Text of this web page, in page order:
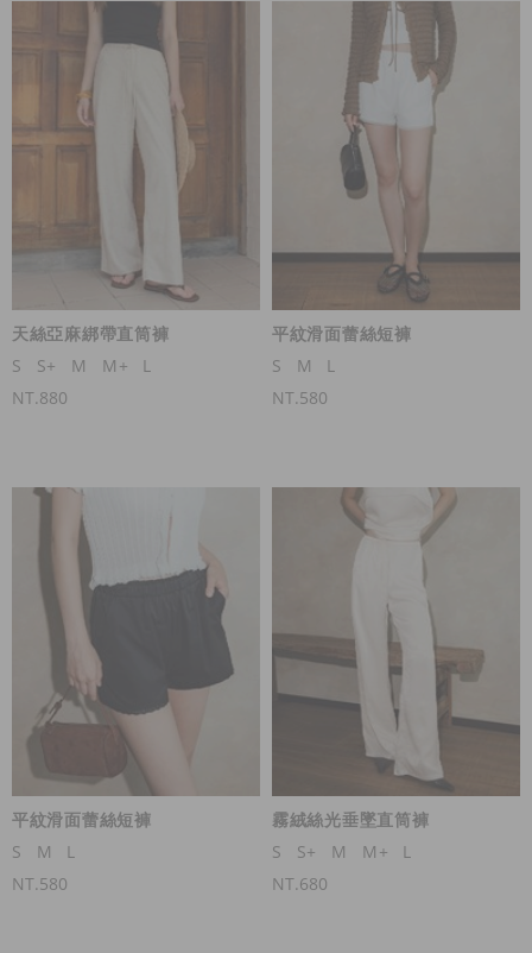
天絲亞麻綁帶直筒褲
S
S+ M M+
L
NT.880
平紋滑面蕾絲短褲
S
M
L
NT.580
平紋滑面蕾絲短褲
S
M
L
NT.580
霧絨絲光垂墜直筒褲
S
S+ M M+
L
NT.680